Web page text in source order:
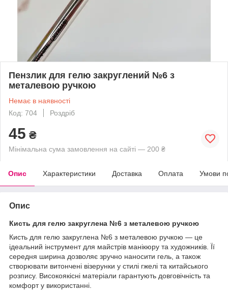
Пензлик для гелю закруглений №6 з
металевою ручкою
Немає в наявності
Код: 704
Роздріб
45 ₴
Мінімальна сума замовлення на сайті — 200 ₴
Опис Характеристики Доставка Оплата Умови
Опис
Кисть для гелю закруглена №6 з металевою ручкою
Кисть для гелю закруглена №6 з металевою ручкою — це
ідеальний інструмент для майстрів манікюру та художників. Її
середня ширина дозволяє зручно наносити гель, а також
створювати витончені візерунки у стилі гжелі та китайського
розпису. Високоякісні матеріали гарантують довговічність та
комфорт у використанні.